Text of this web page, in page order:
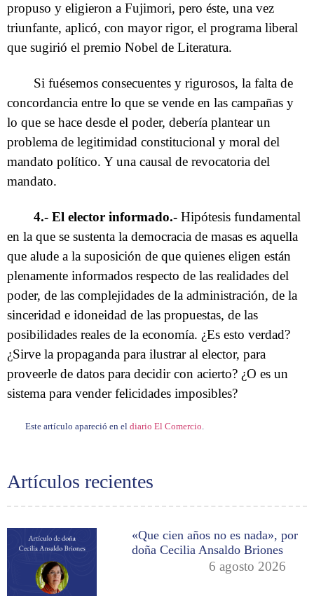
Artículos recientes
«Que cien años no es nada», por
doña Cecilia Ansaldo Briones
6 agosto 2026
propuso y eligieron a Fujimori, pero éste, una vez
triunfante, aplicó, con mayor rigor, el programa liberal
que sugirió el premio Nobel de Literatura.
Si fuésemos consecuentes y rigurosos, la falta de
concordancia entre lo que se vende en las campañas y
lo que se hace desde el poder, debería plantear un
problema de legitimidad constitucional y moral del
mandato político. Y una causal de revocatoria del
mandato.
4.- El elector informado.-Hipótesis fundamental
en la que se sustenta la democracia de masas es aquella
que alude a la suposición de que quienes eligen están
plenamente informados respecto de las realidades del
poder, de las complejidades de la administración, de la
sinceridad e idoneidad de las propuestas, de las
posibilidades reales de la economía. ¿Es esto verdad?
¿Sirve la propaganda para ilustrar al elector, para
proveerle de datos para decidir con acierto? ¿O es un
sistema para vender felicidades imposibles?
Este artículo apareció en el diario El Comercio.